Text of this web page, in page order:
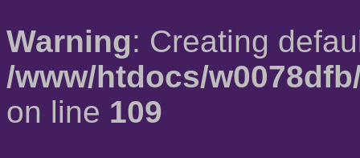
Warning: Creating
/www/htdocs/
on line 109